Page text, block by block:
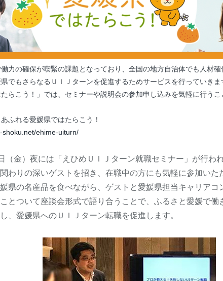
力の確保が喫緊の課題となっており、全国の地方自治体でも人材
でもさらなるＵＩＪターンを促進するためサービスを行っていき
らこう！」では、セミナーや説明会の参加申し込みを気軽に行うこ
ふれる愛媛県ではたらこう！
shoku.net/ehime-uiturn/
（金）夜には「えひめＵＩＪターン就職セミナー」が行わ
わりの深いゲストを招き、在職中の方にも気軽に参加いた
県の名産品を食べながら、ゲストと愛媛県担当キャリアコ
とついて座談会形式で語り合うことで、ふるさと愛媛で働
、愛媛県へのＵＩＪターン転職を促進します。